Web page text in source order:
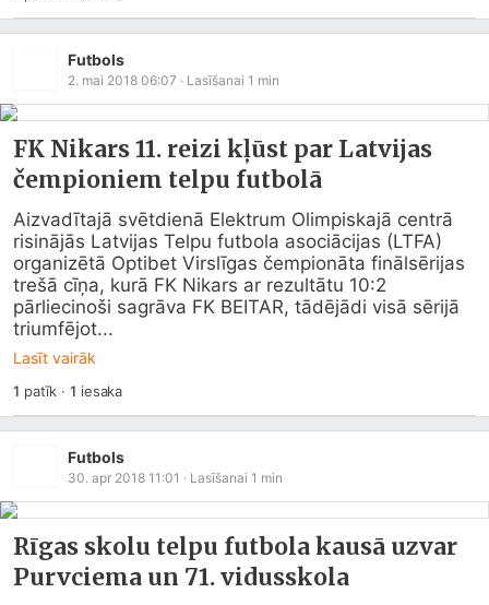
Futbols
2. mai 2018 06:07 · Lasīšanai 1 min
FK Nikars 11. reizi kļūst par Latvijas
čempioniem telpu futbolā
Aizvadītajā svētdienā Elektrum Olimpiskajā centrā
risinājās Latvijas Telpu futbola asociācijas (LTFA)
organizētā Optibet Virslīgas čempionāta finālsērijas
trešā cīņa, kurā FK Nikars ar rezultātu 10:2
pārliecinoši sagrāva FK BEITAR, tādējādi visā sērijā
triumfējot...
Lasīt vairāk
1 patīk ·1 iesaka
Futbols
30. apr 2018 11:01 · Lasīšanai 1 min
Rīgas skolu telpu futbola kausā uzvar
Purvciema un 71. vidusskola